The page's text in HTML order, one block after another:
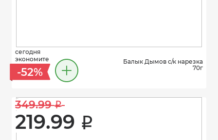
сегодня
экономите
-52%
Балык Дымов с/к нарезка
70г
349.99 i
219.99 i